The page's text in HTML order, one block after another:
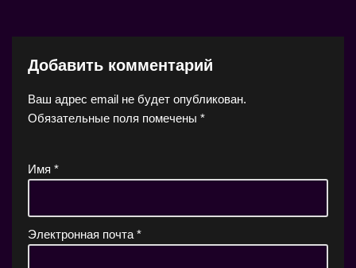
Добавить комментарий
Ваш адрес email не будет опубликован.
Обязательные поля помечены *
Имя *
Электронная почта *